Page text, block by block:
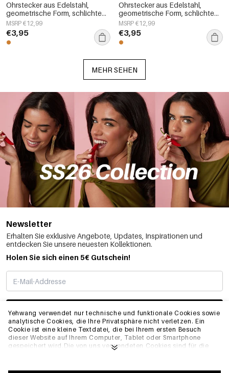
Yehwang verwendet nur technische und funktionale Cookies sowie
analytische Cookies, die Ihre Privatsphäre nicht verletzen. Ein
Cookie ist eine kleine Textdatei, die bei Ihrem ersten Besuch
dieser Website auf Ihrem Computer, Tablet oder Smartphone
gespeichert wird.Die von uns verwendeten Cookies sind für die
Website, ordnungsgemäß zu funktionieren und z.B. Ihre
Ohrstecker aus Edelstahl,
geometrische Form, schlichte
Alltags-Serie, Damenschmuck
MSRP €12,99
€3,95
Ohrstecker aus Edelstahl,
geometrische Form, schlichte
Alltags-Serie, Damenschmuck
MSRP €12,99
€3,95
MEHR SEHEN
Newsletter
Erhalten Sie exklusive Angebote, Updates, Inspirationen und
entdecken Sie unsere neuesten Kollektionen.
Holen Sie sich einen 5€ Gutschein!
ABONNIEREN
INFO